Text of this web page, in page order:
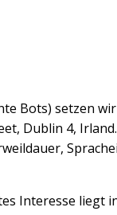
Bots) setzen
Dublin 4,
Interesse